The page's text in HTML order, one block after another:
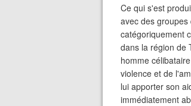
Ce qui s'est
avec des
catégoriquement
dans la région de
homme
violence et de
lui apporter son
immédiatement